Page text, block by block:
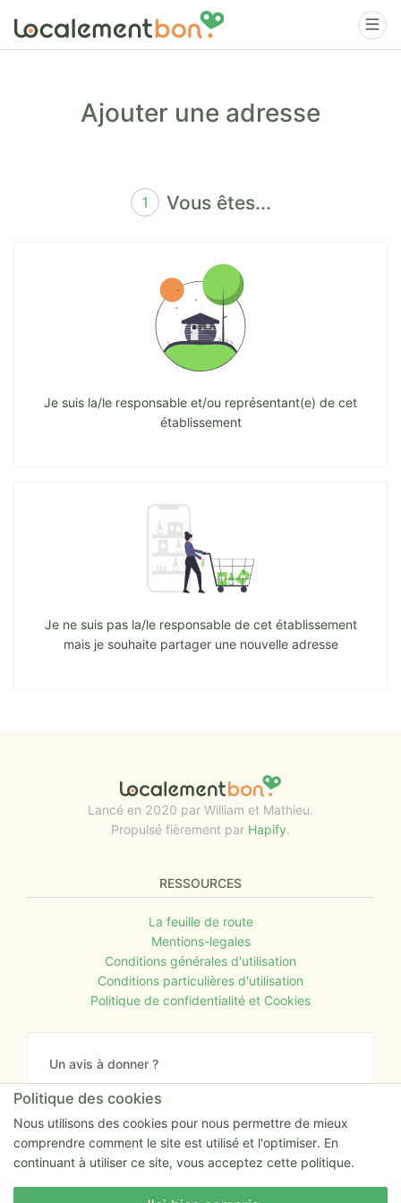
Ajouter une adresse
1 Vous êtes...
Je suis la/le responsable et/ou représentant(e) de cet
établissement
Je ne suis pas la/le responsable de cet établissement
mais je souhaite partager une nouvelle adresse
Lancé en 2020 par William et Mathieu.
Propulsé fièrement par Hapify.
RESSOURCES
La feuille de route
Mentions-legales
Conditions générales d'utilisation
Conditions particulières d'utilisation
Politique de confidentialité et Cookies
Un avis à donner ?
Donnez nous votre avis sur le site ou proposez
nous tout simplement vos nouvelles idées.
Nous écrire
Politique des cookies
Nous utilisons des cookies pour nous permettre de mieux
comprendre comment le site est utilisé et l'optimiser. En
continuant à utiliser ce site, vous acceptez cette politique.